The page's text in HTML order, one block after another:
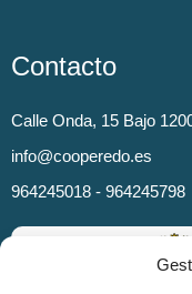
Contacto
Calle Onda, 15 Bajo
info@cooperedo.es
964245018 - 964245798